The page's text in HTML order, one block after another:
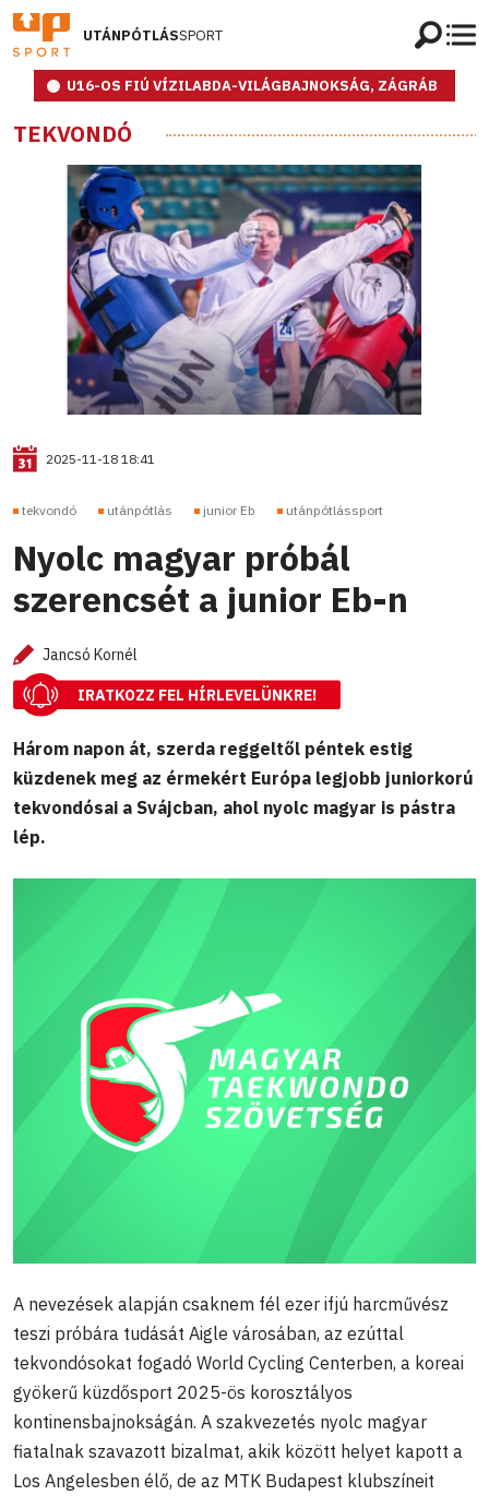
UTÁNPÓTLÁSSPORT
U16-OS FIÚ VÍZILABDA-VILÁGBAJNOKSÁG, ZÁGRÁB
TEKVONDÓ
2025-11-18 18:41
tekvondó utánpótlás junior Eb utánpótlássport
Nyolc magyar próbál
szerencsét a junior Eb-n
Jancsó Kornél
IRATKOZZ FEL HÍRLEVELÜNKRE!
Három napon át, szerda reggeltől péntek estig
küzdenek meg az érmekért Európa legjobb juniorkorú
tekvondósai a Svájcban, ahol nyolc magyar is pástra
lép.
A nevezések alapján csaknem fél ezer ifjú harcművész
teszi próbára tudását Aigle városában, az ezúttal
tekvondósokat fogadó World Cycling Centerben, a koreai
gyökerű küzdősport 2025-ös korosztályos
kontinensbajnokságán. A szakvezetés nyolc magyar
fiatalnak szavazott bizalmat, akik között helyet kapott a
Los Angelesben élő, de az MTK Budapest klubszíneit